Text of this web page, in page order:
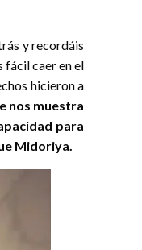
y recordáis
fácil caer en el
hicieron a
nos muestra
para
Midoriya.